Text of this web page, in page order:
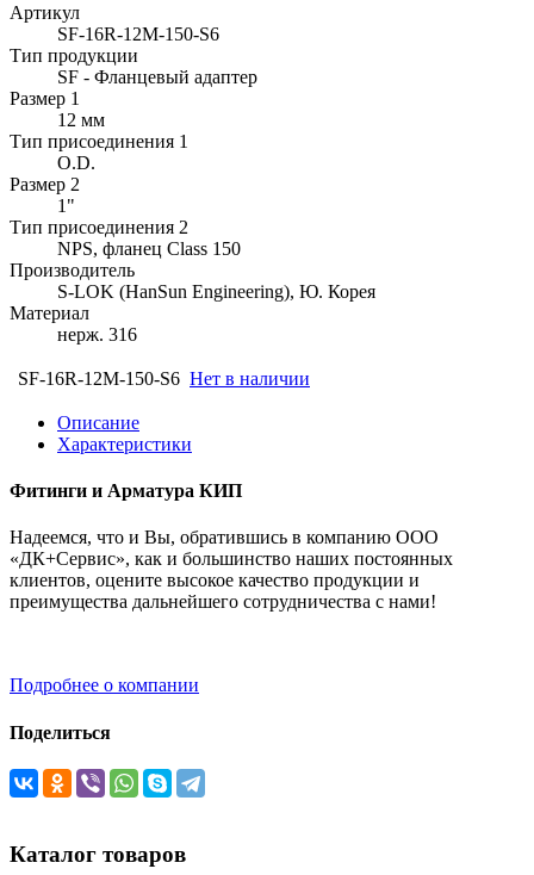
Артикул
SF-16R-12M-150-S6
Тип продукции
SF - Фланцевый адаптер
Размер 1
12 мм
Тип присоединения 1
O.D.
Размер 2
1"
Тип присоединения 2
NPS, фланец Class 150
Производитель
S-LOK (HanSun Engineering), Ю. Корея
Материал
нерж. 316
SF-16R-12M-150-S6 Нет в наличии
Описание
Характеристики
Фитинги и Арматура КИП
Надеемся, что и Вы, обратившись в компанию ООО
«ДК+Сервис», как и большинство наших постоянных
клиентов, оцените высокое качество продукции и
преимущества дальнейшего сотрудничества с нами!
Подробнее о компании
Поделиться
Каталог товаров